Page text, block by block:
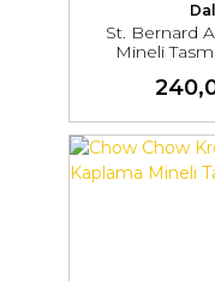
St. Bernard
Mineli